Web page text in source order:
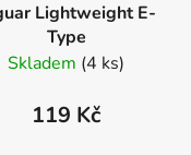
Lightweight E-
Type
Skladem (4 ks)
119 Kč